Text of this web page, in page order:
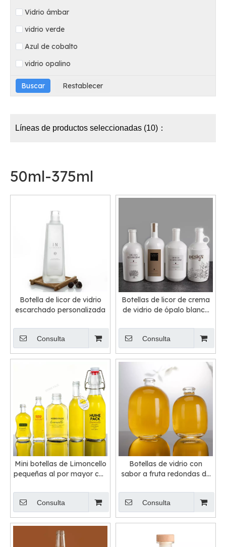
Vidrio ámbar
vidrio verde
Azul de cobalto
vidrio opalino
Líneas de productos seleccionadas (10)：
50ml-375ml
Botella de licor de vidrio
escarchado personalizada
Consulta
Botellas de licor de crema
de vidrio de ópalo blanco
personalizado
Consulta
Mini botellas de Limoncello
pequeñas al por mayor con
barra acabado
Consulta
Botellas de vidrio con
sabor a fruta redondas de
Consulta